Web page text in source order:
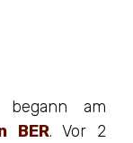
am
BER. Vor 2